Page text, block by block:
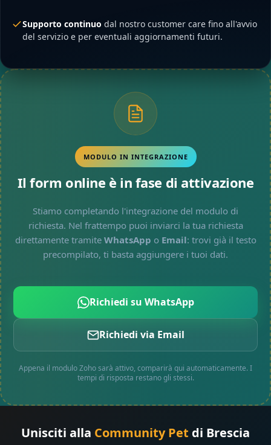
Supporto continuo dal nostro customer care fino all'avvio
del servizio e per eventuali aggiornamenti futuri.
MODULO IN INTEGRAZIONE
Il form online è in fase di attivazione
Stiamo completando l'integrazione del modulo di
richiesta. Nel frattempo puoi inviarci la tua richiesta
direttamente tramite WhatsApp o Email: trovi già il testo
precompilato, ti basta aggiungere i tuoi dati.
Richiedi su WhatsApp
Richiedi via Email
Appena il modulo Zoho sarà attivo, comparirà qui automaticamente. I
tempi di risposta restano gli stessi.
Unisciti alla Community Pet di Brescia